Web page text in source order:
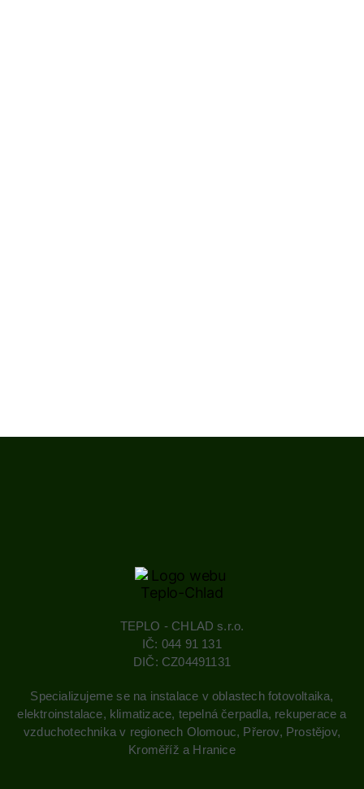
TEPLO - CHLAD s.r.o.
IČ: 044 91 131
DIČ: CZ04491131
Specializujeme se na instalace v oblastech fotovoltaika,
elektroinstalace, klimatizace, tepelná čerpadla, rekuperace a
vzduchotechnika v regionech Olomouc, Přerov, Prostějov,
Kroměříž a Hranice